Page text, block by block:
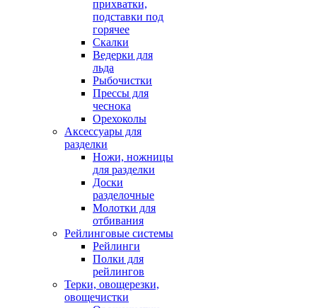
прихватки,
подставки под
горячее
Скалки
Ведерки для
льда
Рыбочистки
Прессы для
чеснока
Орехоколы
Аксессуары для
разделки
Ножи, ножницы
для разделки
Доски
разделочные
Молотки для
отбивания
Рейлинговые системы
Рейлинги
Полки для
рейлингов
Терки, овощерезки,
овощечистки